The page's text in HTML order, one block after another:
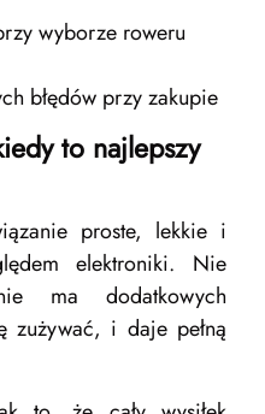
wyborze roweru
błędów przy zakupie
to najlepszy
proste, lekkie i
elektroniki. Nie
ma dodatkowych
zużywać, i daje pełną